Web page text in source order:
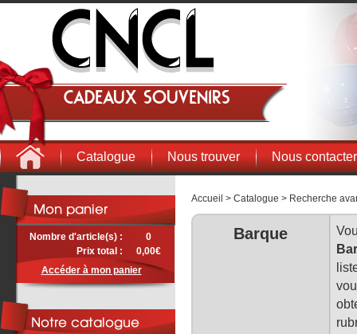
Cadeaux souvenirs
Catalogue Nous trouver Nous contacter
Accueil > Catalogue > Recherche
Barque
Nombre d'article(s) :
0
Prix total :
0,00€
Accéder à mon panier